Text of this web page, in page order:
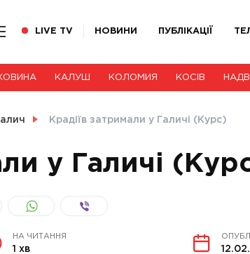
LIVE TV НОВИНИ ПУБЛІКАЦІЇ
КАЛУШ КОЛОМИЯ КОСІВ
Крадіїв затримали у Галичі (Курс)
у Галичі
НА ЧИТАННЯ
1 хв